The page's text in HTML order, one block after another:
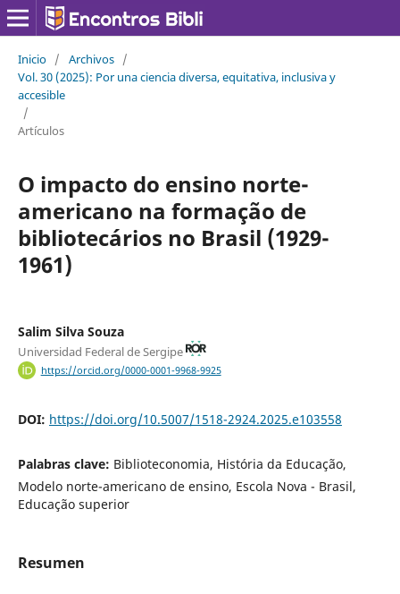
Inicio / Archivos /
Vol. 30 (2025): Por una ciencia diversa, equitativa, inclusiva y
accesible
/
Artículos
O impacto do ensino norte-
americano na formação de
bibliotecários no Brasil (1929-
1961)
Salim Silva Souza
Universidad Federal de Sergipe
https://orcid.org/0000-0001-9968-9925
DOI: https://doi.org/10.5007/1518-2924.2025.e103558
Palabras clave: Biblioteconomia, História da Educação,
Modelo norte-americano de ensino, Escola Nova - Brasil,
Educação superior
Resumen